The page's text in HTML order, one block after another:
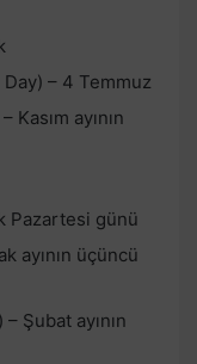
Day) – 4 Temmuz
ayının
Pazartesi günü
ayının üçüncü
Şubat ayının